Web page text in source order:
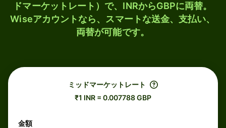
ドマーケットレート）で、INRからGBPに両替。
Wiseアカウントなら、スマートな送金、支払い、
両替が可能です。
ミッドマーケットレート
₹1 INR = 0.007788 GBP
金額